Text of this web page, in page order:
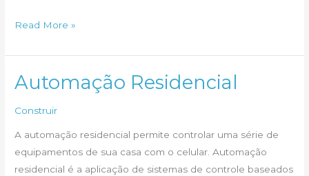
10
para
Não
sua
Read More »
Automação Residencial
Construir
A automação residencial permite controlar uma série de
equipamentos de sua casa com o celular. Automação
residencial é a aplicação de sistemas de controle baseados